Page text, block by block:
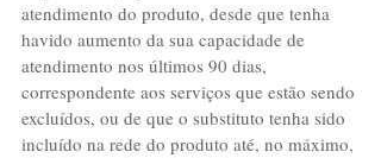
atendimento do produto, desde que tenha
havido aumento da sua capacidade de
atendimento nos últimos 90 dias,
correspondente aos serviços que estão sendo
excluídos, ou de que o substituto tenha sido
incluído na rede do produto até, no máximo,